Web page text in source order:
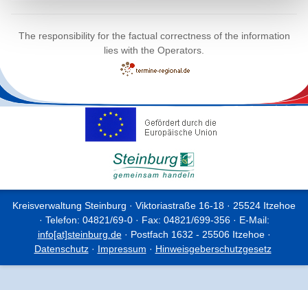
The responsibility for the factual correctness of the information
lies with the Operators.
Kreisverwaltung Steinburg · Viktoriastraße 16-18 · 25524 Itzehoe
· Telefon: 04821/69-0 · Fax: 04821/699-356 · E-Mail:
info[at]steinburg.de· Postfach 1632 - 25506 Itzehoe ·
Datenschutz· Impressum · Hinweisgeberschutzgesetz